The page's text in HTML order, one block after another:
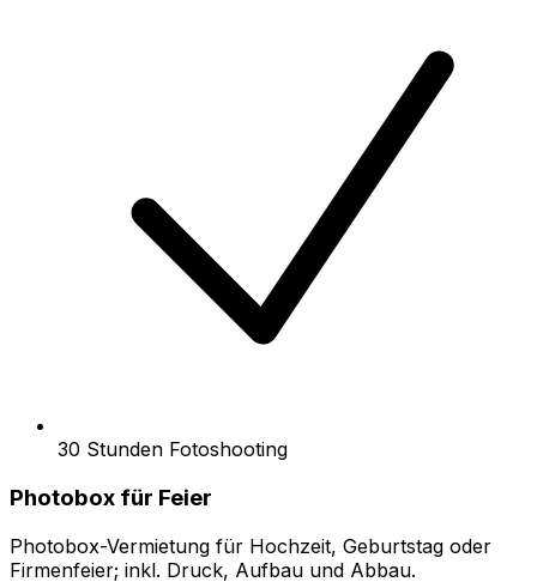
30 Stunden Fotoshooting
Photobox für Feier
Photobox-Vermietung für Hochzeit, Geburtstag oder
Firmenfeier; inkl. Druck, Aufbau und Abbau.